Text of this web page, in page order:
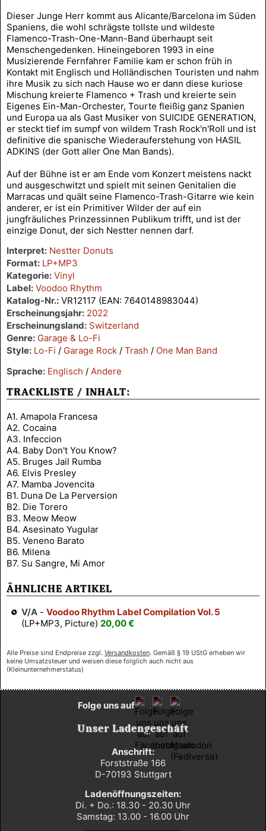
Dieser Junge Herr kommt aus Alicante/Barcelona im Süden
Spaniens, die wohl schrägste tollste und wildeste
Flamenco-Trash-One-Mann-Band überhaupt seit
Menschengedenken. Hineingeboren 1993 in eine
Musizierende Fernfahrer Familie kam er schon früh in
Kontakt mit Englisch und Holländischen Touristen und nahm
ihre Musik zu sich nach Hause wo er dann diese kuriose
Mischung kreierte Flamenco + Trash und kreierte sein
Eigenes Ein-Man-Orchester, Tourte fleißig ganz Spanien
und Europa ua als Gast Musiker von SUICIDE GENERATION,
er steckt tief im sumpf von wildem Trash Rock'n'Roll und ist
definitive die spanische Wiederauferstehung von HASIL
ADKINS (der Gott aller One Man Bands).
Auf der Bühne ist er am Ende vom Konzert meistens nackt
und ausgeschwitzt und spielt mit seinen Genitalien die
Marracas und quält seine Flamenco-Trash-Gitarre wie kein
anderer, er ist ein Primitiver Wilder der auf ein
jungfräuliches Prinzessinnen Publikum trifft, und ist der
einzige Donut, der sich Nestter nennen darf.
Interpret: Nestter Donuts
Format: LP+MP3
Kategorie: Vinyl
Label: Voodoo Rhythm
Katalog-Nr.: VR12117 (EAN: 7640148983044)
Erscheinungsjahr: 2022
Erscheinungsland: Switzerland
Genre: Garage & Lo-Fi
Style: Lo-Fi / Garage Rock / Trash / One Man Band
Sprache: Englisch / Andere
TRACKLISTE / INHALT:
A1. Amapola Francesa
A2. Cocaina
A3. Infeccion
A4. Baby Don't You Know?
A5. Bruges Jail Rumba
A6. Elvis Presley
A7. Mamba Jovencita
B1. Duna De La Perversion
B2. Die Torero
B3. Meow Meow
B4. Asesinato Yugular
B5. Veneno Barato
B6. Milena
B7. Su Sangre, Mi Amor
ÄHNLICHE ARTIKEL
V/A - Voodoo Rhythm Label Compilation Vol. 5
(LP+MP3, Picture) 20,00 €
Alle Preise sind Endpreise zzgl. Versandkosten. Gemäß § 19 UStG erheben wir
keine Umsatzsteuer und weisen diese folglich auch nicht aus
(Kleinunternehmerstatus)
Unser Ladengeschäft
Anschrift:
Forststraße 166
D-70193 Stuttgart
Ladenöffnungszeiten:
Di. + Do.: 18.30 - 20.30 Uhr
Samstag: 13.00 - 16.00 Uhr
Folge uns auf